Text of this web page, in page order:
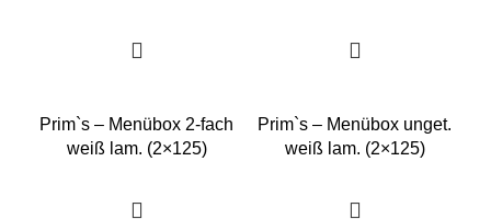
Prim`s – Menübox 2-fach
weiß lam. (2×125)
Prim`s – Menübox unget.
weiß lam. (2×125)